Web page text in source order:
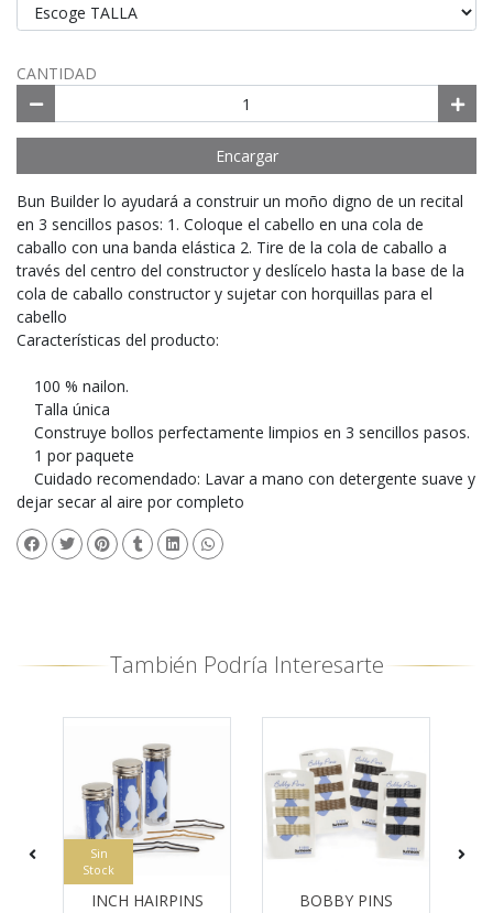
CANTIDAD
Encargar
Bun Builder lo ayudará a construir un moño digno de un recital
en 3 sencillos pasos: 1. Coloque el cabello en una cola de
caballo con una banda elástica 2. Tire de la cola de caballo a
través del centro del constructor y deslícelo hasta la base de la
cola de caballo constructor y sujetar con horquillas para el
cabello
Características del producto:
100 % nailon.
Talla única
Construye bollos perfectamente limpios en 3 sencillos pasos.
1 por paquete
Cuidado recomendado: Lavar a mano con detergente suave y
dejar secar al aire por completo
También Podría Interesarte
Sin
Stock
INCH HAIRPINS BOBBY PINS